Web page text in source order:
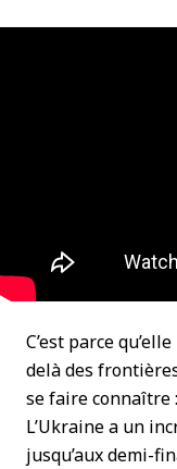
C’est parce
delà des
se faire connaître
L’Ukraine a un
jusqu’aux demi-